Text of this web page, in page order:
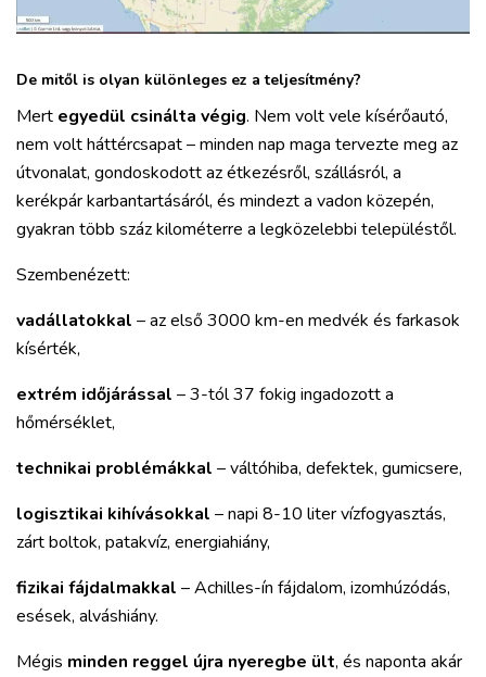
De mitől is olyan különleges ez a teljesítmény?
Mert egyedül csinálta végig. Nem volt vele kísérőautó,
nem volt háttércsapat – minden nap maga tervezte meg az
útvonalat, gondoskodott az étkezésről, szállásról, a
kerékpár karbantartásáról, és mindezt a vadon közepén,
gyakran több száz kilométerre a legközelebbi településtől.
Szembenézett:
vadállatokkal – az első 3000 km-en medvék és farkasok
kísérték,
extrém időjárással – 3-tól 37 fokig ingadozott a
hőmérséklet,
technikai problémákkal – váltóhiba, defektek, gumicsere,
logisztikai kihívásokkal – napi 8-10 liter vízfogyasztás,
zárt boltok, patakvíz, energiahiány,
fizikai fájdalmakkal – Achilles-ín fájdalom, izomhúzódás,
esések, alváshiány.
Mégis minden reggel újra nyeregbe ült, és naponta akár